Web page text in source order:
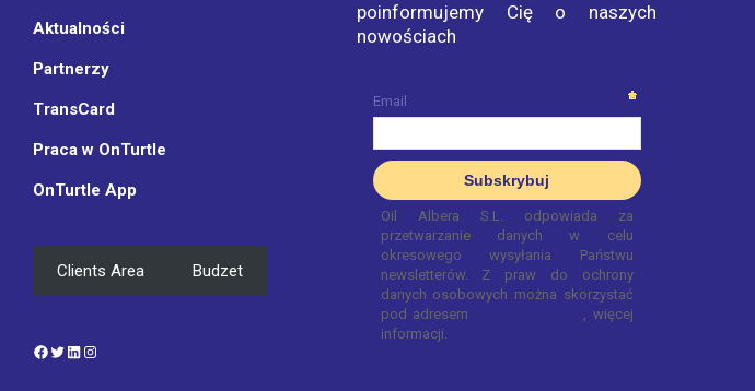
Aktualności
Partnerzy
TransCard
Praca w OnTurtle
OnTurtle App
Clients Area Budzet
Facebook
Twitter
LinkedIn
poinformujemy Cię o naszych
nowościach